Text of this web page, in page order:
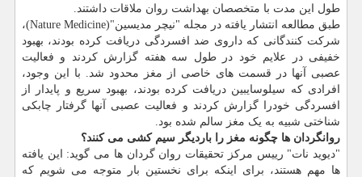
طول این مدت با متخصصان بهداشت روان ملاقات داشتند.
طبق مطالعه انتشار یافته در مجله "نیچر مدیسین"(Nature Medicine)،
شرکت کنندگانی که داروی ضد افسردگی دریافت کرده بودند، بهبود
خفیفی در علایم خود در طول سه هفته گزارش کردند و فعالیت
عصبی آنها در قسمت های خاصی از مغز محدود شد. با این وجود،
افرادی که سیلوسایبین دریافت کرده بودند، بهبود سریع و پایدار از
افسردگی خودرا گزارش کردند و فعالیت عصبی آنها گرفتار چابکی
شناختی شبیه به یک مغز سالم شده بود.
روانگردان ها چگونه مغز را باردیگر سیم کشی می کنند؟
"دیوید نات" رییس مرکز تحقیقات روان گردان ها می گوید: این یافته
ها مهم هستند، برای اینکه برای نخستین بار متوجه می شویم که